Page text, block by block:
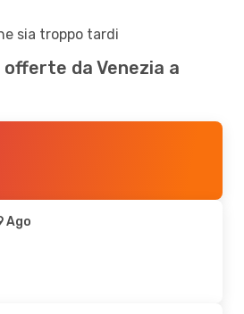
sia troppo tardi
da Venezia a
Ago